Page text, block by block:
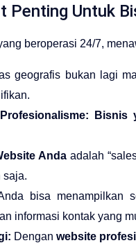
Penting Untuk
beroperasi 24/7,
geografis bukan lagi
Bisnis
Anda adalah
saja.
bisa menampilkan
informasi kontak yang
Dengan website